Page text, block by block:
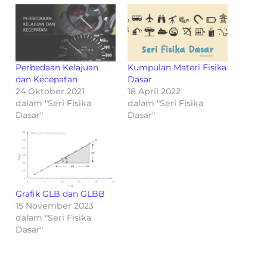
Perbedaan Kelajuan
dan Kecepatan
24 Oktober 2021
dalam "Seri Fisika
Dasar"
Kumpulan Materi Fisika
Dasar
18 April 2022
dalam "Seri Fisika
Dasar"
Grafik GLB dan GLBB
15 November 2023
dalam "Seri Fisika
Dasar"